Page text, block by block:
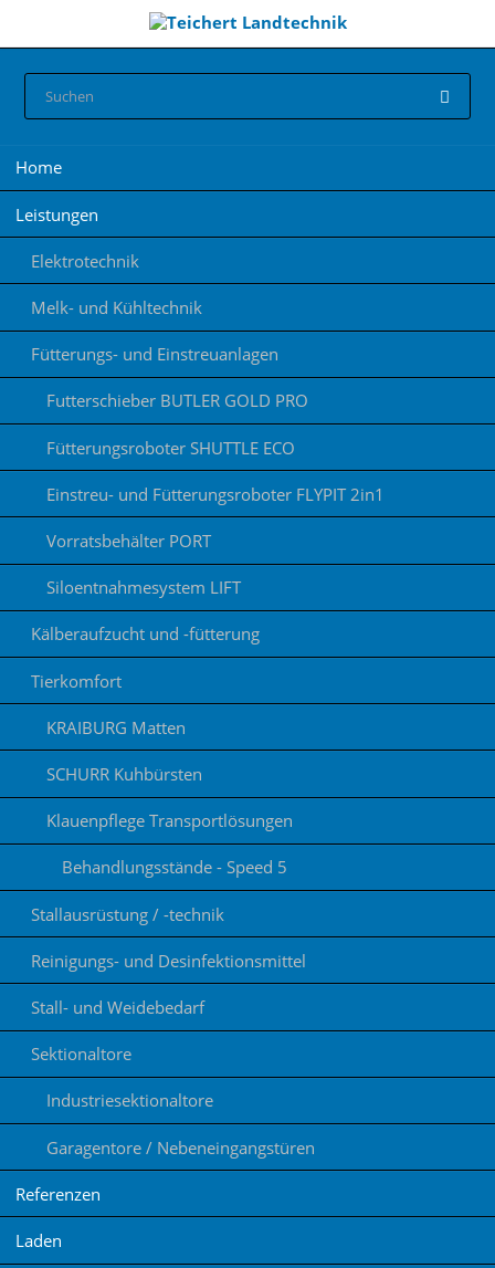
überspringen
Home
Leistungen
Elektrotechnik
Melk- und Kühltechnik
Fütterungs- und Einstreuanlagen
Futterschieber BUTLER GOLD PRO
Fütterungsroboter SHUTTLE ECO
Einstreu- und Fütterungsroboter FLYPIT 2in1
Vorratsbehälter PORT
Siloentnahmesystem LIFT
Kälberaufzucht und -fütterung
Tierkomfort
KRAIBURG Matten
SCHURR Kuhbürsten
Klauenpflege Transportlösungen
Behandlungsstände - Speed 5
Stallausrüstung / -technik
Reinigungs- und Desinfektionsmittel
Stall- und Weidebedarf
Sektionaltore
Industriesektionaltore
Garagentore / Nebeneingangstüren
Referenzen
Laden